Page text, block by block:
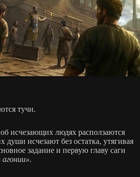
тучи.
исчезающих людях расползаются
исчезают без остатка, утягивая
задание и первую главу саги
.